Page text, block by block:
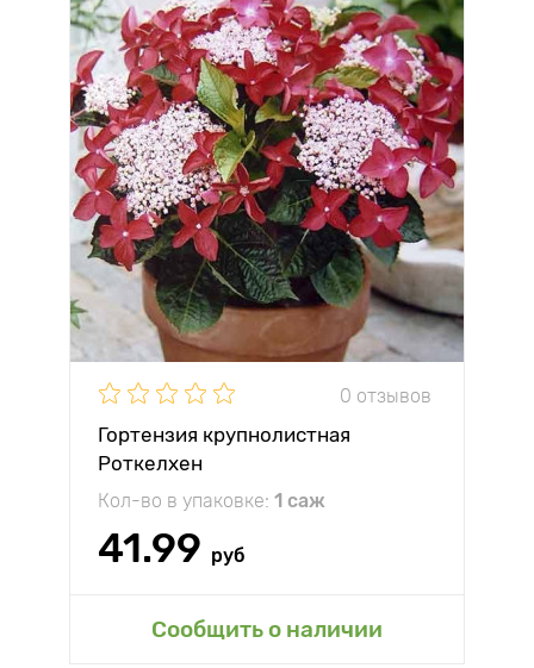
0 отзывов
Гортензия крупнолистная
Роткелхен
Кол-во в упаковке: 1 саж
41.99 руб
Сообщить о наличии